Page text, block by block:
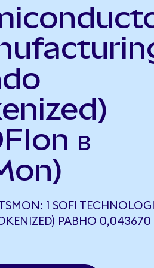
в
1 SOFI
РАВНО 0,043670